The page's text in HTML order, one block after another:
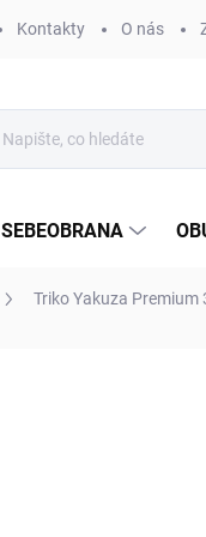
Kontakty O nás
SEBEOBRANA
Triko Yakuza Premium